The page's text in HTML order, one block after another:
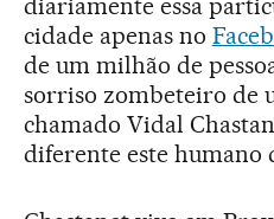
diariamente essa
cidade apenas no
de um milhão de
sorriso zombeteiro de
chamado Vidal
diferente este humano